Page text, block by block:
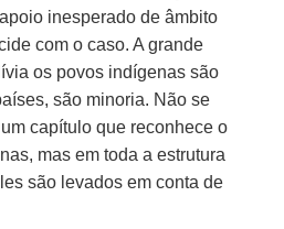
inesperado de âmbito
com o caso. A grande
os povos indígenas são
são minoria. Não se
capítulo que reconhece o
mas em toda a estrutura
são levados em conta de